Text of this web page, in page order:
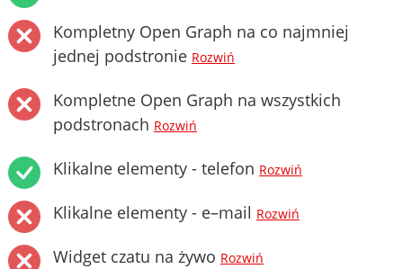
Kompletny Open Graph na co najmniej
jednej podstronie Rozwiń
Kompletne Open Graph na wszystkich
podstronach Rozwiń
Klikalne elementy - telefon Rozwiń
Klikalne elementy - e–mail Rozwiń
Widget czatu na żywo Rozwiń